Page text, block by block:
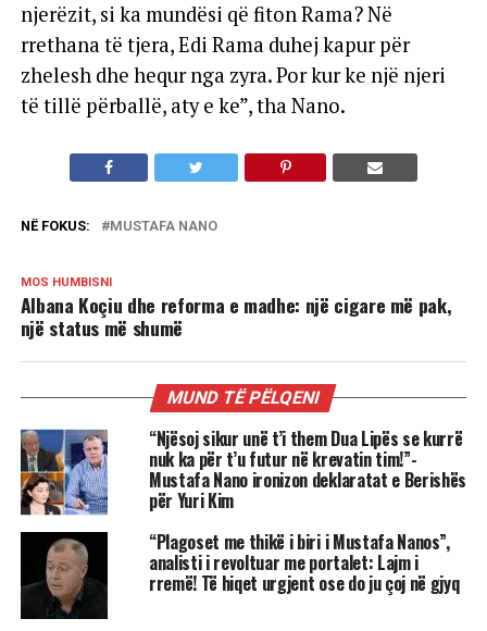
njerëzit, si ka mundësi që fiton Rama? Në
rrethana të tjera, Edi Rama duhej kapur për
zhelesh dhe hequr nga zyra. Por kur ke një njeri
të tillë përballë, aty e ke”, tha Nano.
NË FOKUS: MUSTAFA NANO
MOS HUMBISNI
Albana Koçiu dhe reforma e madhe: një cigare më pak,
një status më shumë
MUND TË PËLQENI
“Njësoj sikur unë t’i them Dua Lipës se kurrë
nuk ka për t’u futur në krevatin tim!”-
Mustafa Nano ironizon deklaratat e Berishës
për Yuri Kim
“Plagoset me thikë i biri i Mustafa Nanos”,
analisti i revoltuar me portalet: Lajm i
rremë! Të hiqet urgjent ose do ju çoj në gjyq